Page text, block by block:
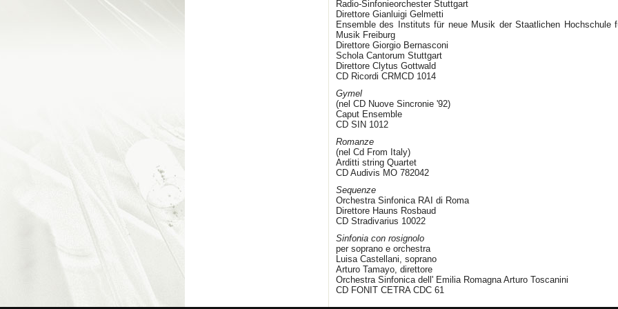
Radio-Sinfonieorchester Stuttgart
Direttore Gianluigi Gelmetti
Ensemble des Instituts für neue Musik der Staatlichen Hochschule
Musik Freiburg
Direttore Giorgio Bernasconi
Schola Cantorum Stuttgart
Direttore Clytus Gottwald
CD Ricordi CRMCD 1014
Gymel
(nel CD Nuove Sincronie '92)
Caput Ensemble
CD SIN 1012
Romanze
(nel Cd From Italy)
Arditti string Quartet
CD Audivis MO 782042
Sequenze
Orchestra Sinfonica RAI di Roma
Direttore Hauns Rosbaud
CD Stradivarius 10022
Sinfonia con rosignolo
per soprano e orchestra
Luisa Castellani, soprano
Arturo Tamayo, direttore
Orchestra Sinfonica dell' Emilia Romagna Arturo Toscanini
CD FONIT CETRA CDC 61